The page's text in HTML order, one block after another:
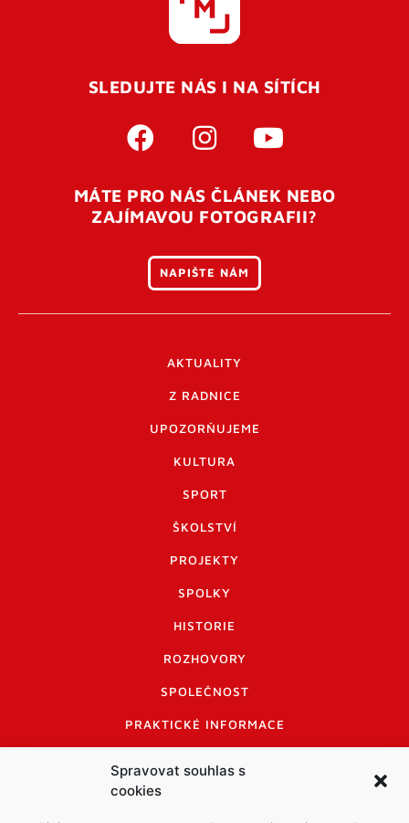
Spravovat souhlas s
cookies
SLEDUJTE NÁS I NA SÍTÍCH
MÁTE PRO NÁS ČLÁNEK NEBO
ZAJÍMAVOU FOTOGRAFII?
NAPIŠTE NÁM
AKTUALITY
Z RADNICE
UPOZORŇUJEME
KULTURA
SPORT
ŠKOLSTVÍ
PROJEKTY
SPOLKY
HISTORIE
ROZHOVORY
SPOLEČNOST
PRAKTICKÉ INFORMACE
INFORMACE A KODEX DISKUTUJÍCÍCH